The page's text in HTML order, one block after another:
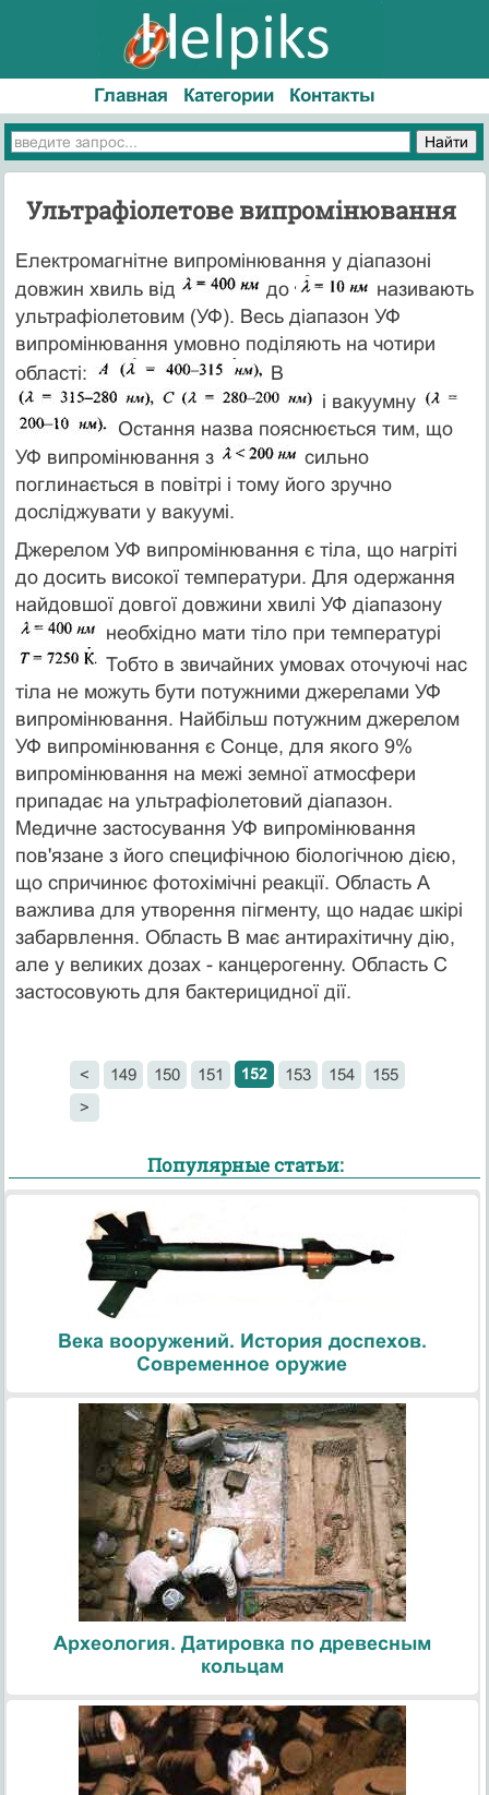
Главная Категории Контакты
Ультрафіолетове випромінювання
Електромагнітне випромінювання у діапазоні
довжин хвиль від
до
називають
ультрафіолетовим (УФ). Весь діапазон УФ
випромінювання умовно поділяють на чотири
області:
В
і вакуумну
Остання назва пояснюється тим, що
УФ випромінювання з
сильно
поглинається в повітрі і тому його зручно
досліджувати у вакуумі.
Джерелом УФ випромінювання є тіла, що нагріті
до досить високої температури. Для одержання
найдовшої дов­гої довжини хвилі УФ діапазону
необхідно мати тіло при температурі
Тобто в звичайних умовах оточуючі нас
тіла не можуть бути потужними джерелами УФ
випромінювання. Найбільш потужним джерелом
УФ випромінювання є Сонце, для якого 9%
випромінювання на межі земної атмосфери
припадає на ультрафіолетовий діапазон.
Медичне застосування УФ випромінювання
пов'язане з його специфічною біологічною дією,
що спричинює фотохі­мічні реакції. Область А
важлива для утворення пігменту, що надає шкірі
забарвлення. Область В має антирахітичну дію,
але у великих дозах - канцерогенну. Область С
засто­совують для бактерицидної дії.
< 149 150 151 152 153 154
155
>
Популярные статьи:
Века вооружений. История доспехов.
Современное оружие
Археология. Датировка по древесным
кольцам